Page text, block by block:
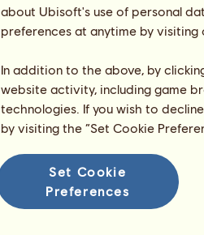
about Ubisoft's use of personal
preferences at anytime by
In addition to the above, by
website activity, including game
technologies. If you wish to
by visiting the “Set Cookie
Set Cookie
Preferences